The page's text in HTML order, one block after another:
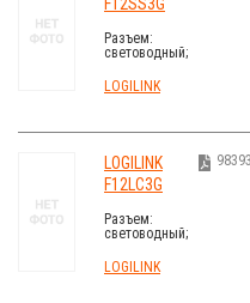
F12SS3G
Разъем:
световодный;
SC; Кат: OM3;
Цвет: серый
LOGILINK
LOGILINK
F12LC3G
Разъем:
световодный;
LC; Кат: OM3;
Цвет: серый
LOGILINK